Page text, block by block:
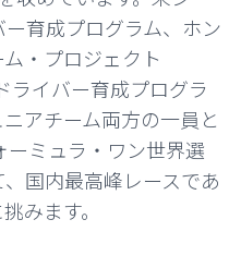
育成プログラム、ホン
・プロジェクト
ライバー育成プログラ
アチーム両方の一員と
ーミュラ・ワン世界選
国内最高峰レースであ
みます。